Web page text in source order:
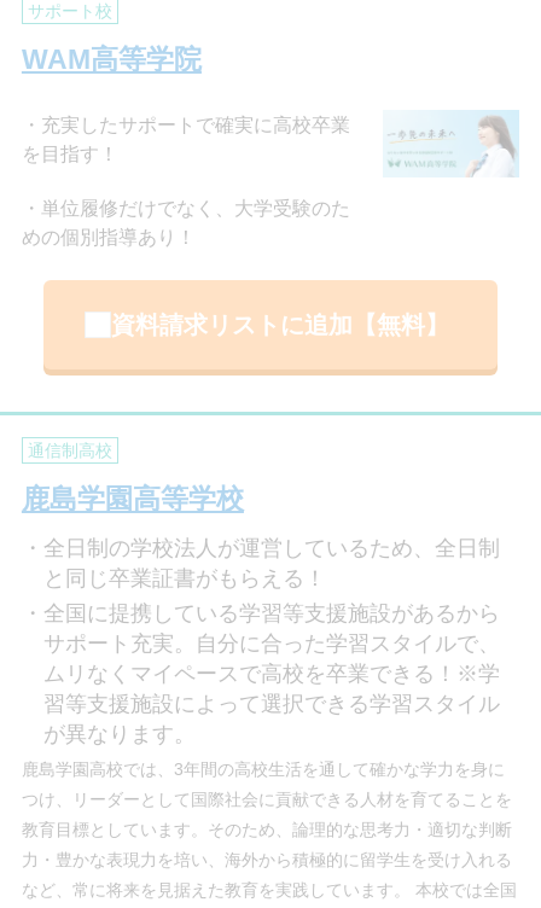
サポート校
WAM高等学院
充実したサポートで確実に高校卒業
を目指す！
単位履修だけでなく、大学受験のた
めの個別指導あり！
資料請求リストに追加【無料】
通信制高校
鹿島学園高等学校
全日制の学校法人が運営しているため、全日制
と同じ卒業証書がもらえる！
全国に提携している学習等支援施設があるから
サポート充実。自分に合った学習スタイルで、
ムリなくマイペースで高校を卒業できる！※学
習等支援施設によって選択できる学習スタイル
が異なります。
鹿島学園高校では、3年間の高校生活を通して確かな学力を身に
つけ、リーダーとして国際社会に貢献できる人材を育てることを
教育目標としています。そのため、論理的な思考力・適切な判断
力・豊かな表現力を培い、海外から積極的に留学生を受け入れる
など、常に将来を見据えた教育を実践しています。 本校では全国